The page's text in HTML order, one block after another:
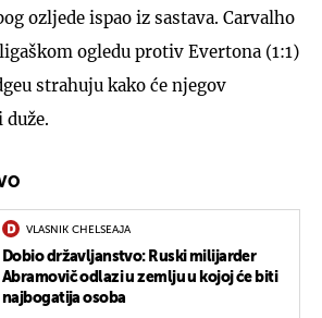
ozljede ispao iz sastava. Carvalho
ogledu protiv Evertona (1:1)
strahuju kako će njegov
VLASNIK CHELSEAJA
Dobio državljanstvo: Ruski milijarder
Abramovič odlazi u zemlju u kojoj će biti
najbogatija osoba